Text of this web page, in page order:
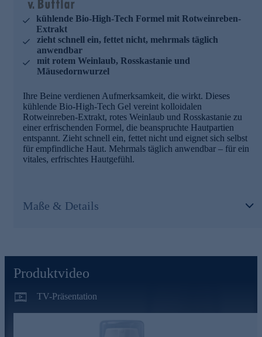
kühlende Bio-High-Tech Formel mit Rotweinreben-
Extrakt
zieht schnell ein, fettet nicht, mehrmals täglich
anwendbar
mit rotem Weinlaub, Rosskastanie und
Mäusedornwurzel
Ihre Beine verdienen Aufmerksamkeit, die wirkt. Dieses
kühlende Bio-High-Tech Gel vereint kolloidalen
Rotweinreben-Extrakt, rotes Weinlaub und Rosskastanie zu
einer erfrischenden Formel, die beanspruchte Hautpartien
entspannt. Zieht schnell ein, fettet nicht und eignet sich selbst
für empfindliche Haut. Mehrmals täglich anwendbar – für ein
vitales, erfrischtes Hautgefühl.
Maße & Details
Produktvideo
TV-Präsentation